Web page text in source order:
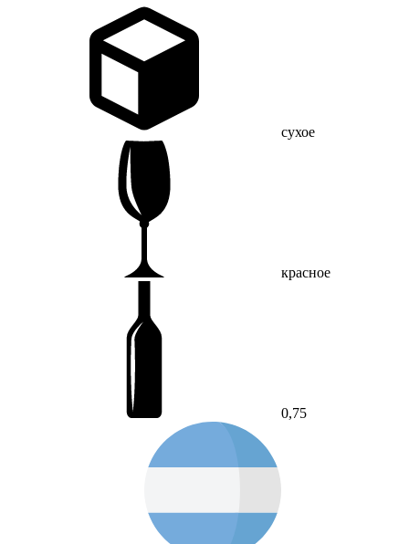
сухое
красное
0,75